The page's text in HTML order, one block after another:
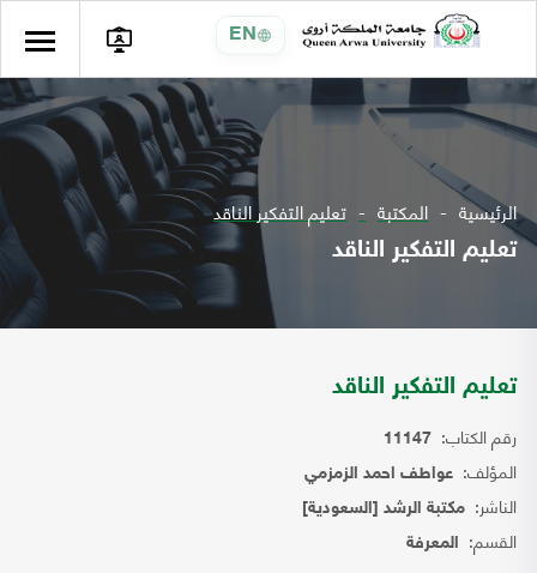
EN
الرئيسية المكتبة تعليم التفكير الناقد
تعليم التفكير الناقد
تعليم التفكير الناقد
رقم الكتاب: 11147
المؤلف: عواطف احمد الزمزمي
الناشر: مكتبة الرشد [السعودية]
القسم: المعرفة